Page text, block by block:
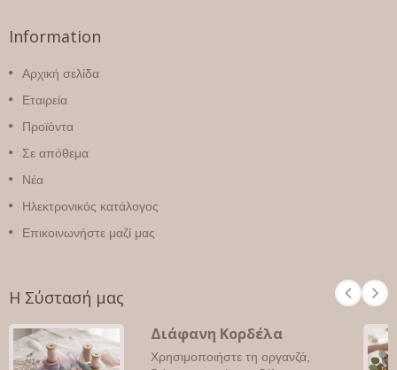
Information
Αρχική σελίδα
Εταιρεία
Προϊόντα
Σε απόθεμα
Νέα
Ηλεκτρονικός κατάλογος
Επικοινωνήστε μαζί μας
Η Σύστασή μας
Διάφανη Κορδέλα
Χρησιμοποιήστε τη οργανζά,